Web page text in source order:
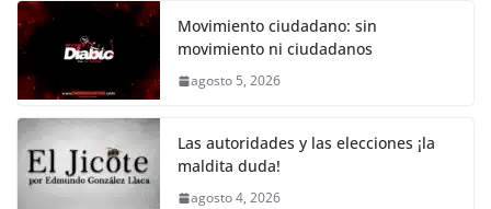
k
e
b
o
o
k
er s
A
p
y
Li
k
gr
a
e
Movimiento ciudadano: sin
movimiento ni ciudadanos
agosto 5, 2026
Las autoridades y las elecciones ¡la
maldita duda!
agosto 4, 2026